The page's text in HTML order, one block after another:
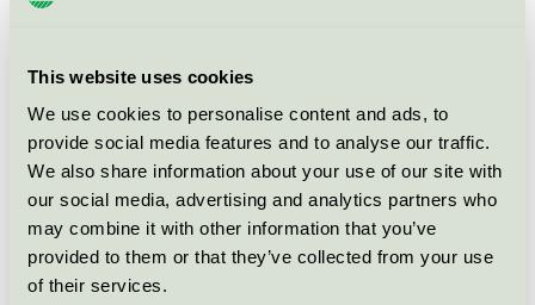
This website uses cookies
We use cookies to personalise content and ads, to
provide social media features and to analyse our traffic.
We also share information about your use of our site with
our social media, advertising and analytics partners who
may combine it with other information that you’ve
provided to them or that they’ve collected from your use
of their services.
Bolsius crystal maxi lights, Box 12
pieces, Art.nr. 103631032500
Svanen / Bolsius / Värmeljus och andra ljus i behållare
Kroonkaarsen/Crown
candles/Krone Kerzen/Bougies